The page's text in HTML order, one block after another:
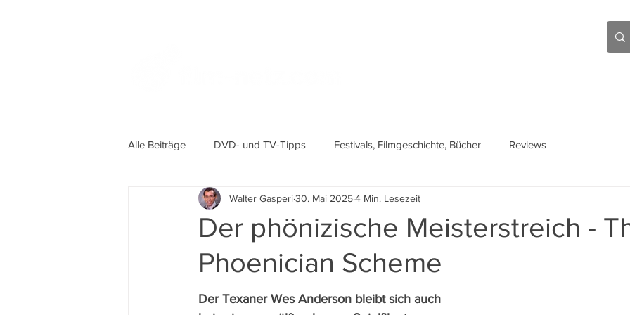
Alle Beiträge DVD- und TV-Tipps Festivals, Filmgeschichte, Bücher Reviews
Der phönizische Meisterstreich -
Phoenician Scheme
Walter Gasperi30. Mai 20254 Min. Lesezeit
Der Texaner Wes Anderson bleibt sich auch